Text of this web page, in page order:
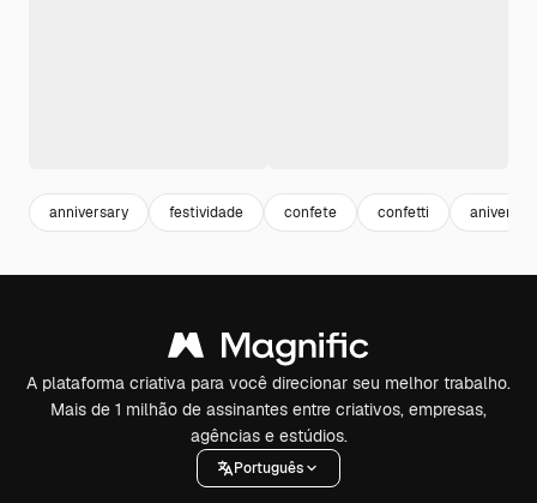
anniversary festividade confete confetti
A plataforma criativa para você direcionar seu melhor trabalho.
Mais de 1 milhão de assinantes entre criativos, empresas,
agências e estúdios.
Português